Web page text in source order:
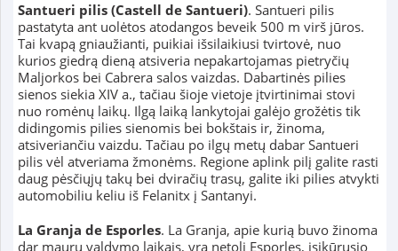
Santueri pilis (Castell de Santueri). Santueri pilis
pastatyta ant uolėtos atodangos beveik 500 m virš jūros.
Tai kvapą gniaužianti, puikiai išsilaikiusi tvirtovė, nuo
kurios giedrą dieną atsiveria nepakartojamas pietryčių
Maljorkos bei Cabrera salos vaizdas. Dabartinės pilies
sienos siekia XIV a., tačiau šioje vietoje įtvirtinimai stovi
nuo romėnų laikų. Ilgą laiką lankytojai galėjo grožėtis tik
didingomis pilies sienomis bei bokštais ir, žinoma,
atsiveriančiu vaizdu. Tačiau po ilgų metų dabar Santueri
pilis vėl atveriama žmonėms. Regione aplink pilį galite rasti
daug pėsčiųjų takų bei dviračių trasų, galite iki pilies atvykti
automobiliu keliu iš Felanitx į Santanyi.
La Granja de Esporles. La Granja, apie kurią buvo žinoma
dar maurų valdymo laikais, yra netoli Esporles, įsikūrusio